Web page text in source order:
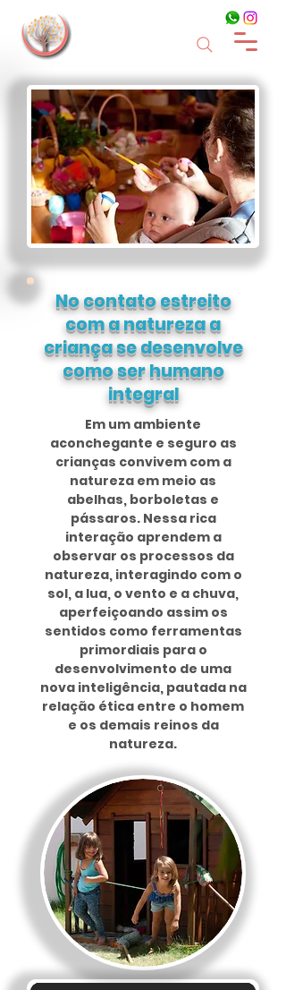
No contato estreito
com a natureza a
criança se desenvolve
como ser humano
integral
Em um ambiente
aconchegante e seguro as
crianças convivem com a
natureza em meio as
abelhas, borboletas e
pássaros. Nessa rica
interação aprendem a
observar os processos da
natureza, interagindo com o
sol, a lua, o vento e a chuva,
aperfeiçoando assim os
sentidos como ferramentas
primordiais para o
desenvolvimento de uma
nova inteligência, pautada na
relação ética entre o homem
e os demais reinos da
natureza.